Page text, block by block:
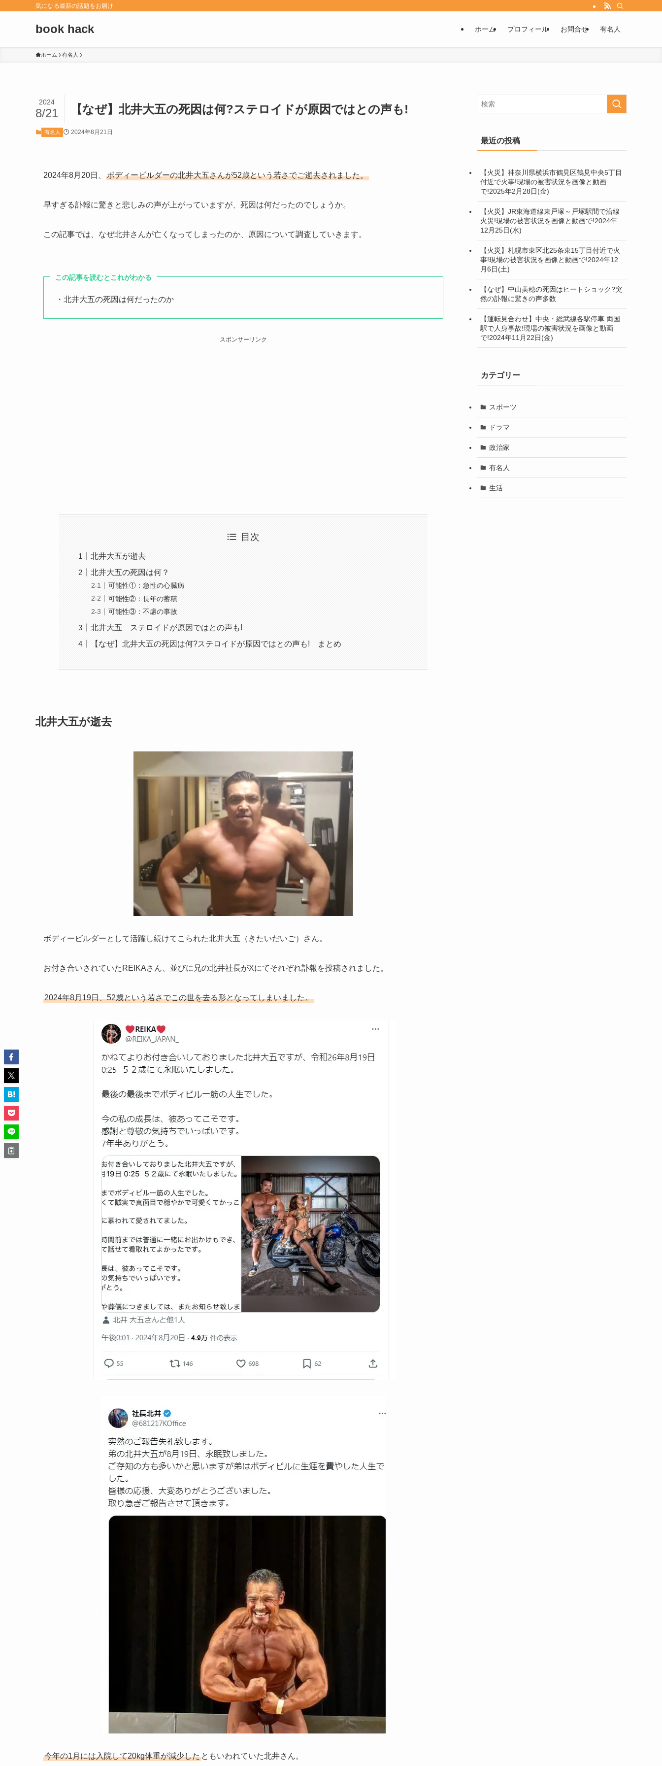
気になる最新の話題をお届け
book hack ホーム プロフィール お問合せ 有名人
ホーム 有名人
【なぜ】北井大五の死因は何?ステロイドが原因ではとの声も!
2024
8/21
有名人 2024年8月21日
2024年8月20日、 ボディービルダーの北井大五さんが52歳という若さでご逝去されました。
早すぎる訃報に驚きと悲しみの声が上がっていますが、死因は何だったのでしょうか。
この記事では、なぜ北井さんが亡くなってしまったのか、原因について調査していきます。
この記事を読むとこれがわかる
・北井大五の死因は何だったのか
スポンサーリンク
目次
北井大五が逝去
北井大五の死因は何？
可能性①：急性の心臓病
可能性②：長年の蓄積
可能性③：不慮の事故
北井大五 ステロイドが原因ではとの声も!
【なぜ】北井大五の死因は何?ステロイドが原因ではとの声も! まとめ
北井大五が逝去
ボディービルダーとして活躍し続けてこられた北井大五（きたいだいご）さん。
お付き合いされていたREIKAさん、並びに兄の北井社長がXにてそれぞれ訃報を投稿されました。
2024年8月19日、52歳という若さでこの世を去る形となってしまいました。
今年の1月には入院して20kg体重が減少した ともいわれていた北井さん。
最近の投稿
【火災】神奈川県横浜市鶴見区鶴見中央5丁目
付近で火事!現場の被害状況を画像と動画
で!2025年2月28日(金)
【火災】JR東海道線東戸塚～戸塚駅間で沿線
火災!現場の被害状況を画像と動画で!2024年
12月25日(水)
【火災】札幌市東区北25条東15丁目付近で火
事!現場の被害状況を画像と動画で!2024年12
月6日(土)
【なぜ】中山美穂の死因はヒートショック?突
然の訃報に驚きの声多数
【運転見合わせ】中央・総武線各駅停車 両国
駅で人身事故!現場の被害状況を画像と動画
で!2024年11月22日(金)
カテゴリー
スポーツ
ドラマ
政治家
有名人
生活